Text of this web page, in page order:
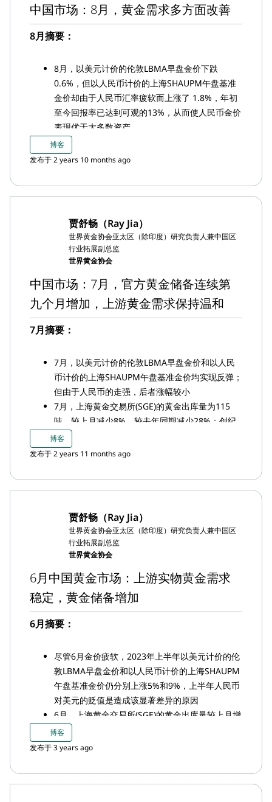
中国市场：8月，黄金需求多方面改善
8月摘要：
8月，以美元计价的伦敦LBMA早盘金价下跌
0.6%，但以人民币计价的上海SHAUPM午盘基准
金价却由于人民币汇率疲软而上涨了 1.8%，年初
至今回报率已达到可观的13%，从而使人民币金价
表现优于大多数资产
由于七夕情人节和9月各大金饰珠宝展推升黄金补
货需求，8月份上海黄金交易所(SGE)的黄金出库量
8 月，上海-伦敦金平均价差飙升至历史新高，这
可能由中国本地供需状况持续收紧所致
理资产总规模(AUM)增加约合 20 亿元人民币
（+2.93 亿美元），达到 260 亿元人民币（约合
40 亿美元）的总额
该行连续第十个月报告购金，官方黄金总储备达
2,165吨
博客
发布于 2 years 10 months ago
贾舒畅（Ray Jia）
世界黄金协会亚太区（除印度）研究负责人兼中国区
行业拓展副总监
世界黄金协会
中国市场：7月，官方黄金储备连续第
九个月增加，上游黄金需求保持温和
7月摘要：
7月，以美元计价的伦敦LBMA早盘金价和以人民
币计价的上海SHAUPM午盘基准金价均实现反弹；
但由于人民币的走强，后者涨幅较小
7月，上海黄金交易所(SGE)的黄金出库量为115
吨，较上月减少8%，较去年同期减少28%；创纪
录的人民币金价、充满挑战的经济形势以及季节性
因素均对该项数据造成压力
价溢价走高的一大因素
7月，中国市场黄金ETF再次实现小幅流入，流入
市场黄金ETF资产管理规模(AUM)达32亿美元
（230亿元人民币）； 与此同时，持仓增加0.7吨
至50.9吨
7月中国官方黄金储备增加23吨至2,136吨。
博客
发布于 2 years 11 months ago
贾舒畅（Ray Jia）
世界黄金协会亚太区（除印度）研究负责人兼中国区
行业拓展副总监
世界黄金协会
6月中国黄金市场：上游实物黄金需求
稳定，黄金储备增加
6月摘要：
尽管6月金价疲软，2023年上半年以美元计价的伦
敦LBMA早盘金价和以人民币计价的上海SHAUPM
午盘基准金价仍分别上涨5%和9%，上半年人民币
对美元的贬值是造成该显著差异的原因
6月，上海黄金交易所(SGE)的黄金出库量较上月增
加13吨至125吨。2023年上半年的上游实物黄金需
求为824吨，同比增长16%，但仍低于近10年平均
上海-伦敦金价差在上半年先升后降，6月稳定在
3.5美元/盎司，这一定程度反映出了本地的黄金需
博客
发布于 3 years ago